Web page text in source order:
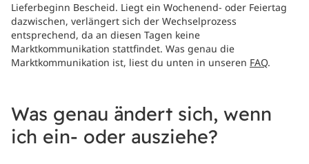
Lieferbeginn Bescheid. Liegt ein Wochenend- oder Feiertag
dazwischen, verlängert sich der Wechselprozess
entsprechend, da an diesen Tagen keine
Marktkommunikation stattfindet. Was genau die
Marktkommunikation ist, liest du unten in unseren FAQ.
Was genau ändert sich, wenn
ich ein- oder ausziehe?